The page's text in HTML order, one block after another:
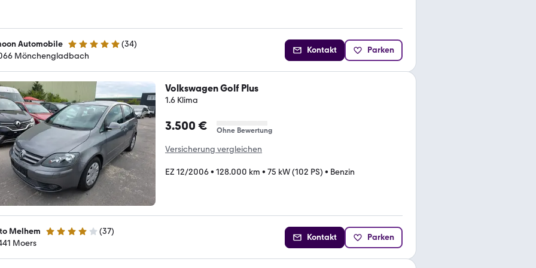
Automobile 5 Sterne (34)
Mönchengladbach
Kontakt Parken
Volkswagen Golf Plus
1.6 Klima
3.500 € Ohne Bewertung
Versicherung vergleichen
EZ 12/2006• 128.000 km • 75 kW (102 PS) • Benzin
Melhem 4.2 Sterne (37)
Moers
Kontakt Parken